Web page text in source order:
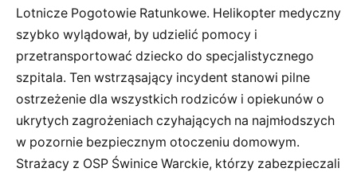
Lotnicze Pogotowie Ratunkowe. Helikopter medyczny
szybko wylądował, by udzielić pomocy i
przetransportować dziecko do specjalistycznego
szpitala. Ten wstrząsający incydent stanowi pilne
ostrzeżenie dla wszystkich rodziców i opiekunów o
ukrytych zagrożeniach czyhających na najmłodszych
w pozornie bezpiecznym otoczeniu domowym.
Strażacy z OSP Świnice Warckie, którzy zabezpieczali